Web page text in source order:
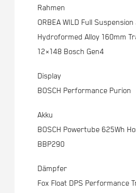
Rahmen
ORBEA WILD Full Suspension
Hydroformed Alloy 160mm
12×148 Bosch Gen4
Display
BOSCH Performance Purion
Akku
BOSCH Powertube 625Wh
BBP290
Dämpfer
Fox Float DPS Performance